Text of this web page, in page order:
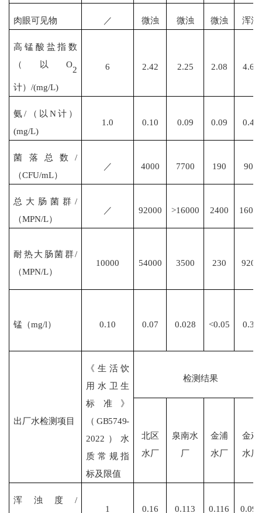
肉眼可见物 ／ 微浊 微浊 微浊 浑浊
高锰酸盐指数
（以 O2
计）/(mg/L)
6 2.42 2.25 2.08 4.64
氨/（以N计）
(mg/L)
1.0 0.10 0.09 0.09 0.45
菌落总数 /
（CFU/mL）
／ 4000 7700 190 900
总大肠菌群 /
（MPN/L）
／ 92000 >16000 2400 16000
耐热大肠菌群/
（MPN/L）
10000 54000 3500 230 9200
锰（mg/l） 0.10 0.07 0.028 <0.05 0.35
出厂水检测项目
《生活饮
用水卫生
标准》
（ GB5749-
2022）水
质常规指
标及限值
检测结果
北区
水厂
泉南水
厂
金浦
水厂
金鸡
水厂
浑浊度 /
1 0.16 0.113 0.116 0.096